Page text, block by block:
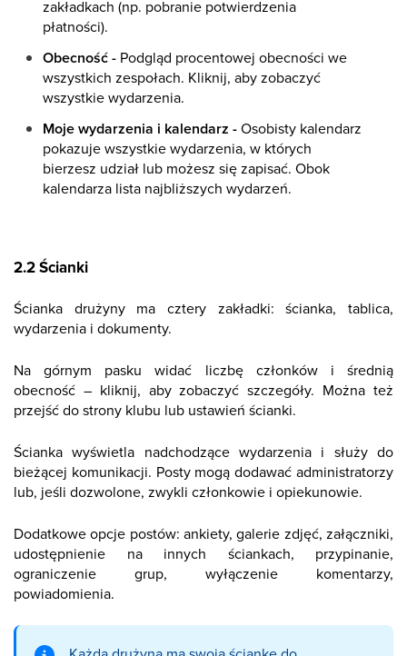
zakładkach (np. pobranie potwierdzenia
płatności).
Obecność - Podgląd procentowej obecności we
wszystkich zespołach. Kliknij, aby zobaczyć
wszystkie wydarzenia.
Moje wydarzenia i kalendarz -Osobisty kalendarz
pokazuje wszystkie wydarzenia, w których
bierzesz udział lub możesz się zapisać. Obok
kalendarza lista najbliższych wydarzeń.
2.2 Ścianki
Ścianka drużyny ma cztery zakładki: ścianka, tablica,
wydarzenia i dokumenty.
Na górnym pasku widać liczbę członków i średnią
obecność – kliknij, aby zobaczyć szczegóły. Można też
przejść do strony klubu lub ustawień ścianki.
Ścianka wyświetla nadchodzące wydarzenia i służy do
bieżącej komunikacji. Posty mogą dodawać administratorzy
lub, jeśli dozwolone, zwykli członkowie i opiekunowie.
Dodatkowe opcje postów: ankiety, galerie zdjęć, załączniki,
udostępnienie na innych ściankach, przypinanie,
ograniczenie grup, wyłączenie komentarzy,
powiadomienia.